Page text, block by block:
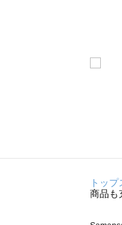
トップ
商品も